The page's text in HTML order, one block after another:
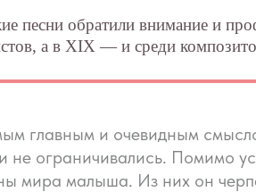
песни обратили внимание и
а в XIX — и среди
главным и очевидным
не ограничивались. Помимо
мира малыша. Из них он